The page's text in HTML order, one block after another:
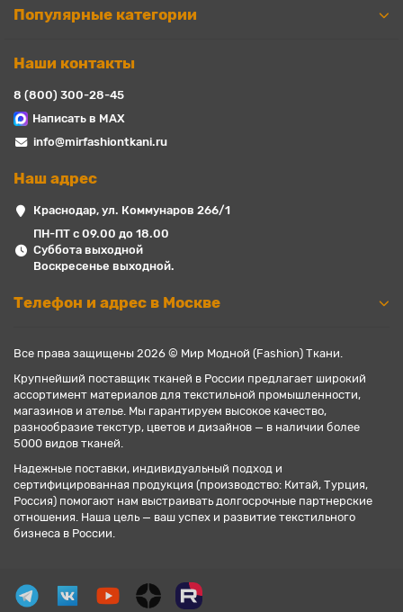
Популярные категории
Наши контакты
8 (800) 300-28-45
Написать в MAX
info@mirfashiontkani.ru
Наш адрес
Краснодар, ул. Коммунаров 266/1
ПН-ПТ с 09.00 до 18.00
Суббота выходной
Воскресенье выходной.
Телефон и адрес в Москве
Все права защищены 2026 © Мир Модной (Fashion) Ткани.
Крупнейший поставщик тканей в России предлагает широкий
ассортимент материалов для текстильной промышленности,
магазинов и ателье. Мы гарантируем высокое качество,
разнообразие текстур, цветов и дизайнов — в наличии более
5000 видов тканей.
Надежные поставки, индивидуальный подход и
сертифицированная продукция (производство: Китай, Турция,
Россия) помогают нам выстраивать долгосрочные партнерские
отношения. Наша цель — ваш успех и развитие текстильного
бизнеса в России.